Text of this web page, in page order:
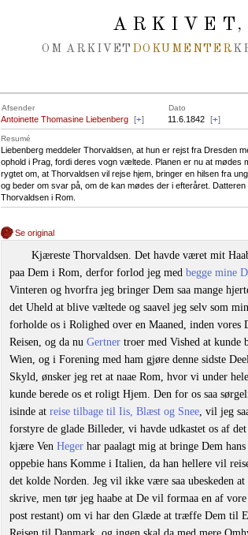
ARKIVET,
OM ARKIVET DOKUMENTER
Afsender Dato
Antoinette Thomasine Liebenberg [+] 11.6.1842 [+]
Resumé
Liebenberg meddeler Thorvaldsen, at hun er rejst fra Dresden
ophold i Prag, fordi deres vogn væltede. Planen er nu at mødes
rygtet om, at Thorvaldsen vil rejse hjem, bringer en hilsen fra
og beder om svar på, om de kan mødes der i efteråret.
Thorvaldsen i Rom.
Se original
Kjæreste Thorvaldsen. Det havde været mit
paa Dem i Rom, derfor forlod jeg med begge mine
Vinteren og hvorfra jeg bringer Dem saa mange
det Uheld at blive væltede og saavel jeg selv som
forholde os i Rolighed over en Maaned, inden
Reisen, og da nu Gertner troer med Vished at kunde
Wien, og i Forening med ham gjøre denne sidste
Skyld, ønsker jeg ret at naae Rom, hvor vi under
kunde berede os et roligt Hjem. Den for os saa
isinde at reise tilbage til Iis, Blæst og Snee, vil jeg
forstyre de glade Billeder, vi havde udkastet os af
kjære Ven Heger har paalagt mig at bringe Dem
oppebie hans Komme i Italien, da han hellere vil
det kolde Norden. Jeg vil ikke være saa ubeskeden
skrive, men tør jeg haabe at De vil formaa en af
post restant) om vi har den Glæde at træffe Dem til